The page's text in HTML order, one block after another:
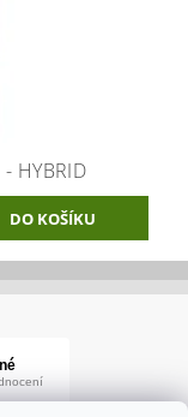
- HYBRID